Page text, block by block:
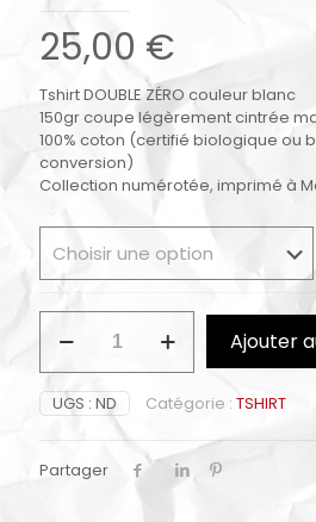
25,00 €
Tshirt DOUBLE ZÉRO couleur blanc
150gr coupe légèrement cintrée
100% coton (certifié biologique ou
conversion)
Collection numérotée, imprimé à
Ajouter
UGS : ND Catégorie : TSHIRT
Partager